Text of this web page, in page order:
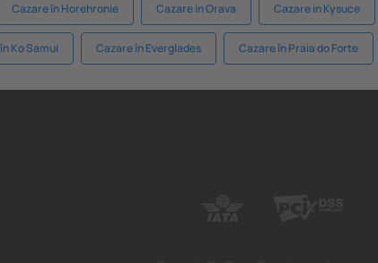
Cazare în Horehronie Cazare in Orava Cazare in Kysuce
Ko Samui Cazare în Everglades Cazare în Praia do Forte